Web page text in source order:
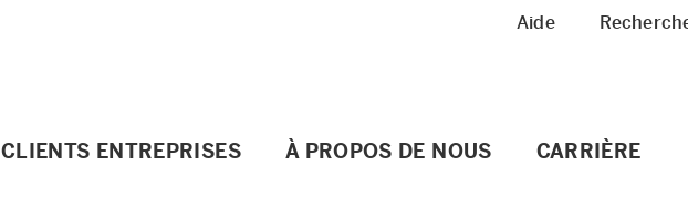
Aide
CLIENTS ENTREPRISES À PROPOS DE NOUS CARRIÈRE